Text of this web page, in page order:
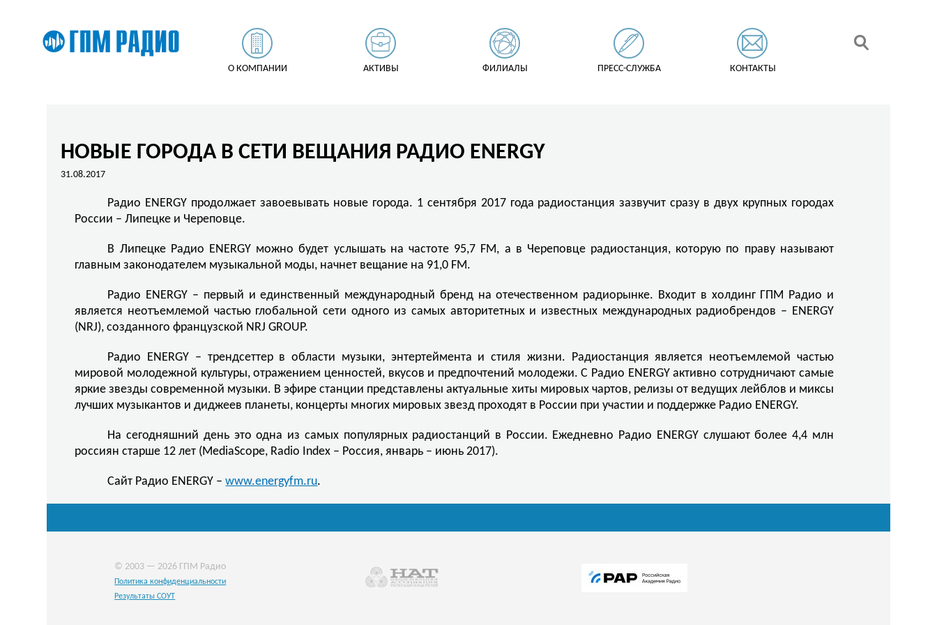
О КОМПАНИИ АКТИВЫ ФИЛИАЛЫ ПРЕСС-СЛУЖБА КОНТАКТЫ
НОВЫЕ ГОРОДА В СЕТИ ВЕЩАНИЯ РАДИО ENERGY
31.08.2017
Радио ENERGY продолжает завоевывать новые города. 1 сентября 2017 года радиостанция зазвучит сразу в двух крупных городах
России – Липецке и Череповце.
В Липецке Радио ENERGY можно будет услышать на частоте 95,7 FM, а в Череповце радиостанция, которую по праву называют
главным законодателем музыкальной моды, начнет вещание на 91,0 FM.
Радио ENERGY – первый и единственный международный бренд на отечественном радиорынке. Входит в холдинг ГПМ Радио и
является неотъемлемой частью глобальной сети одного из самых авторитетных и известных международных радиобрендов – ENERGY
(NRJ), созданного французской NRJ GROUP.
Радио ENERGY – трендсеттер в области музыки, энтертеймента и стиля жизни. Радиостанция является неотъемлемой частью
мировой молодежной культуры, отражением ценностей, вкусов и предпочтений молодежи. С Радио ENERGY активно сотрудничают самые
яркие звезды современной музыки. В эфире станции представлены актуальные хиты мировых чартов, релизы от ведущих лейблов и миксы
лучших музыкантов и диджеев планеты, концерты многих мировых звезд проходят в России при участии и поддержке Радио ENERGY.
На сегодняшний день это одна из самых популярных радиостанций в России. Ежедневно Радио ENERGY слушают более 4,4 млн
россиян старше 12 лет (MediaScope, Radio Index – Россия, январь – июнь 2017).
Сайт Радио ENERGY –www.energyfm.ru.
© 2003 — 2026 ГПМ Радио
Политика конфиденциальности
Результаты СОУТ